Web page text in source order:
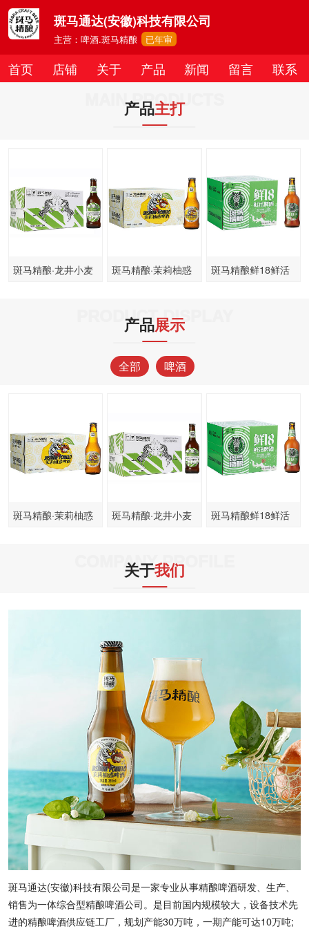
斑马通达(安徽)科技有限公司
主营：啤酒.斑马精酿 已年审
首页 店铺 关于 产品 新闻 留言 联系
MAIN PRODUCTS
产品主打
斑马精酿·龙井小麦
斑马精酿·茉莉柚惑
斑马精酿鲜18鲜活
PRODUCT DISPLAY
产品展示
全部 啤酒
斑马精酿·茉莉柚惑
斑马精酿·龙井小麦
斑马精酿鲜18鲜活
COMPANY PROFILE
关于我们
斑马通达(安徽)科技有限公司是一家专业从事精酿啤酒研发、生产、
销售为一体综合型精酿啤酒公司。是目前国内规模较大，设备技术先
进的精酿啤酒供应链工厂，规划产能30万吨，一期产能可达10万吨;